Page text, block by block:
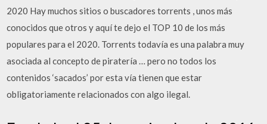
2020 Hay muchos sitios o buscadores torrents , unos más
conocidos que otros y aquí te dejo el TOP 10 de los más
populares para el 2020. Torrents todavía es una palabra muy
asociada al concepto de piratería … pero no todos los
contenidos ‘sacados’ por esta vía tienen que estar
obligatoriamente relacionados con algo ilegal.